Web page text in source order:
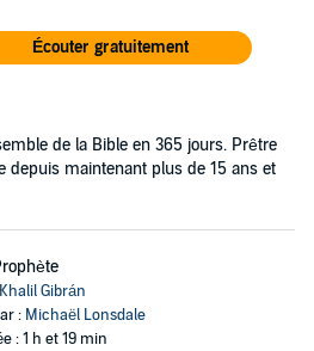
Écouter gratuitement
de la Bible en 365 jours. Prêtre
depuis maintenant plus de 15 ans et
Khalil Gibrán
: Michaël Lonsdale
: 1 h et 19 min